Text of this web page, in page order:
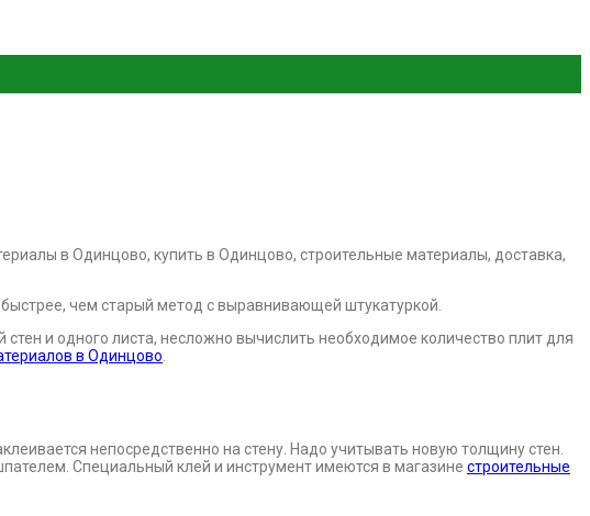
чем старый метод с выравнивающей штукатуркой.
и одного листа, несложно вычислить необходимое количество плит для
в Одинцово
непосредственно на стену. Надо учитывать новую толщину стен.
Специальный клей и инструмент имеются в магазине строительные